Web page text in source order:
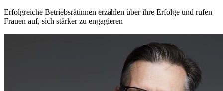
Erfolgreiche Betriebsrätinnen erzählen über ihre Erfolge und rufen
Frauen auf, sich stärker zu engagieren